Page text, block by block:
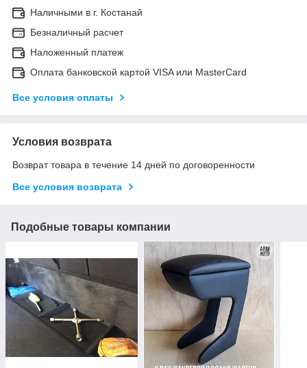
Наличными в г. Костанай
Безналичный расчет
Наложенный платеж
Оплата банковской картой VISA или MasterCard
Все условия оплаты
Условия возврата
Возврат товара в течение 14 дней по договоренности
Все условия возврата
Подобные товары компании